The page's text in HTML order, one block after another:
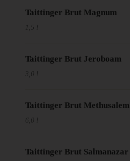
Taittinger Brut Magnum
1,5 l
Taittinger Brut Jeroboam
3,0 l
Taittinger Brut Methusalem
6,0 l
Taittinger Brut Salmanazar